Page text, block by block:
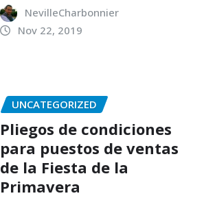
NevilleCharbonnier
Nov 22, 2019
UNCATEGORIZED
Pliegos de condiciones
para puestos de ventas
de la Fiesta de la
Primavera